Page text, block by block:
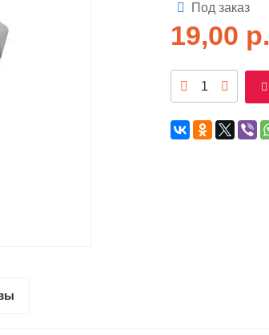
Под заказ
19,00 р.